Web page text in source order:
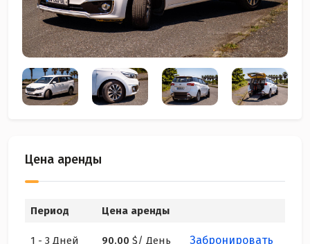
Цена аренды
Период Цена аренды
1 - 3 Дней 90.00 $/ День Забронировать